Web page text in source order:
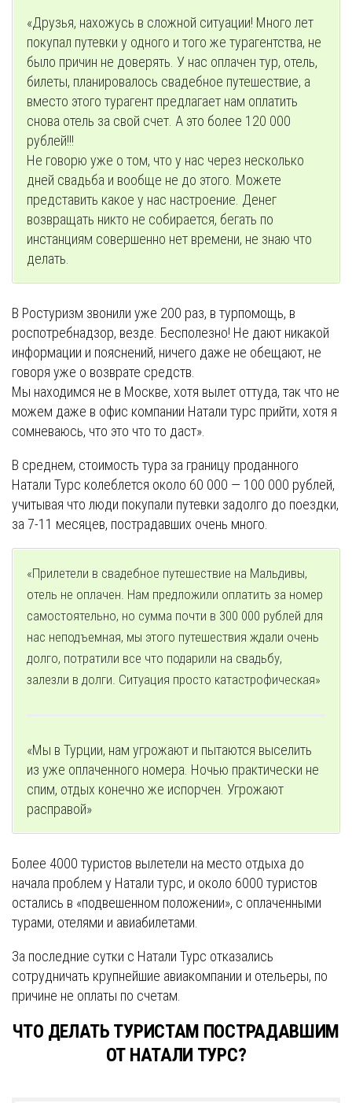
«Друзья, нахожусь в сложной ситуации! Много лет
покупал путевки у одного и того же турагентства, не
было причин не доверять. У нас оплачен тур, отель,
билеты, планировалось свадебное путешествие, а
вместо этого турагент предлагает нам оплатить
снова отель за свой счет. А это более 120 000
рублей!!!
Не говорю уже о том, что у нас через несколько
дней свадьба и вообще не до этого. Можете
представить какое у нас настроение. Денег
возвращать никто не собирается, бегать по
инстанциям совершенно нет времени, не знаю что
делать.
В Ростуризм звонили уже 200 раз, в турпомощь, в
роспотребнадзор, везде. Бесполезно! Не дают никакой
информации и пояснений, ничего даже не обещают, не
говоря уже о возврате средств.
Мы находимся не в Москве, хотя вылет оттуда, так что не
можем даже в офис компании Натали турс прийти, хотя я
сомневаюсь, что это что то даст».
В среднем, стоимость тура за границу проданного
Натали Турс колеблется около 60 000 — 100 000 рублей,
учитывая что люди покупали путевки задолго до поездки,
за 7-11 месяцев, пострадавших очень много.
«Прилетели в свадебное путешествие на Мальдивы,
отель не оплачен. Нам предложили оплатить за номер
самостоятельно, но сумма почти в 300 000 рублей для
нас неподъемная, мы этого путешествия ждали очень
долго, потратили все что подарили на свадьбу,
залезли в долги. Ситуация просто катастрофическая»
«Мы в Турции, нам угрожают и пытаются выселить
из уже оплаченного номера. Ночью практически не
спим, отдых конечно же испорчен. Угрожают
расправой»
Более 4000 туристов вылетели на место отдыха до
начала проблем у Натали турс, и около 6000 туристов
остались в «подвешенном положении», с оплаченными
турами, отелями и авиабилетами.
За последние сутки с Натали Турс отказались
сотрудничать крупнейшие авиакомпании и отельеры, по
причине не оплаты по счетам.
ЧТО ДЕЛАТЬ ТУРИСТАМ ПОСТРАДАВШИМ
ОТ НАТАЛИ ТУРС?